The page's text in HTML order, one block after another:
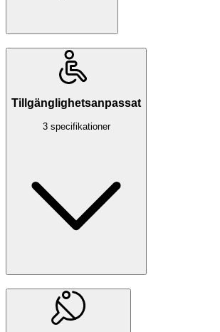
Tillgänglighetsanpassat
3 specifikationer